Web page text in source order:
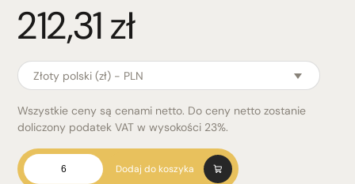
212,31zł
Złoty polski (zł) - PLN
Wszystkie ceny są cenami netto. Do ceny netto zostanie
doliczony podatek VAT w wysokości 23%.
ilość
Keg
Dodaj do koszyka